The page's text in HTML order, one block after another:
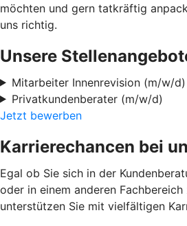
möchten und gern tatkräftig
uns richtig.
Unsere
Mitarbeiter Innenrevision (m/w/d)
Privatkundenberater (m/w/d)
Jetzt bewerben
Karrierechancen bei
Egal ob Sie sich in der
oder in einem anderen
unterstützen Sie mit vielfältigen